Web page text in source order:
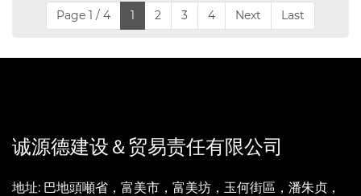
Page 1 / 4 1 2 3 4 Next Last
诚源德建设＆贸易责任有限公司
地址: 巴地頭噸省，富美市，富美坊，玉何街區，潘朱贞，